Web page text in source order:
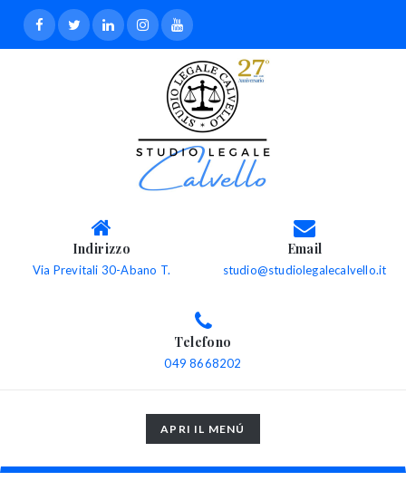
Indirizzo
Via Previtali 30-Abano T.
Email
studio@studiolegalecalvello.it
Telefono
049 8668202
TOGGLE
NAVIGATION
APRI IL MENÚ